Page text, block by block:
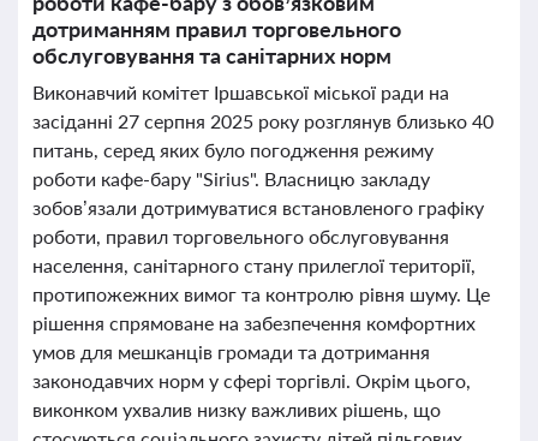
дотриманням правил торговельного
обслуговування та санітарних норм
Виконавчий комітет Іршавської міської ради на
засіданні 27 серпня 2025 року розглянув близько 40
питань, серед яких було погодження режиму
роботи кафе-бару "Sirius". Власницю закладу
зобов’язали дотримуватися встановленого графіку
роботи, правил торговельного обслуговування
населення, санітарного стану прилеглої території,
протипожежних вимог та контролю рівня шуму. Це
рішення спрямоване на забезпечення комфортних
умов для мешканців громади та дотримання
законодавчих норм у сфері торгівлі. Окрім цього,
виконком ухвалив низку важливих рішень, що